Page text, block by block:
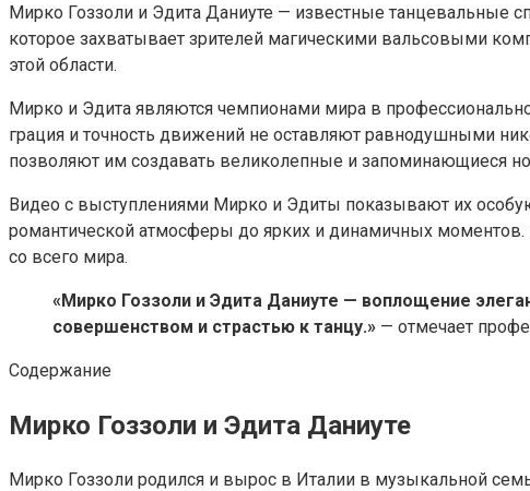
Мирко Гоззоли и Эдита Даниуте — известные танцевальные
которое захватывает зрителей магическими вальсовыми
этой области.
Мирко и Эдита являются чемпионами мира в
грация и точность движений не оставляют равнодушными
позволяют им создавать великолепные и запоминающиеся
Видео с выступлениями Мирко и Эдиты показывают их
романтической атмосферы до ярких и динамичных моментов.
со всего мира.
«Мирко Гоззоли и Эдита Даниуте — воплощение
совершенством и страстью к танцу.» — отмечает
Содержание
Мирко Гоззоли и Эдита Даниуте
Мирко Гоззоли родился и вырос в Италии в музыкальной